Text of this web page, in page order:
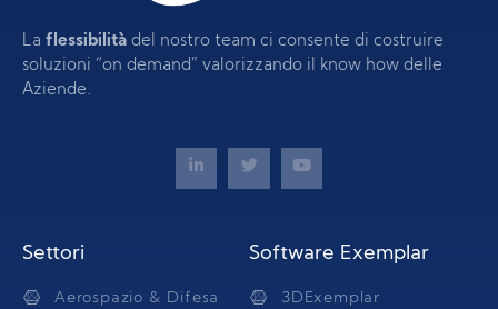
La flessibilità del nostro team ci consente di costruire
soluzioni “on demand” valorizzando il know how delle
Aziende.
Settori
Aerospazio & Difesa
Software Exemplar
3DExemplar